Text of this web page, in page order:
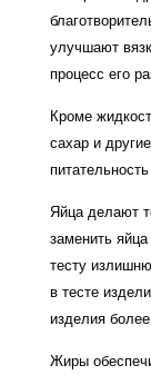
улучшают
процесс его
Кроме
сахар и
Яйца делают
заменить
тесту
в тесте
изделия
Жиры